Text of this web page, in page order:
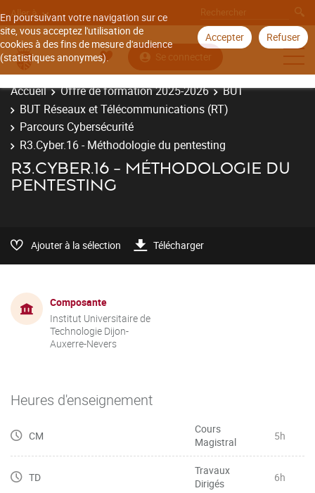
En poursuivant votre navigation sur ce
site, vous acceptez l'utilisation de
cookies à des fins de mesure d'audience
(statistiques anonymes).
Accepter Refuser
Aller à
Se connecter
Accueil Offre de formation 2025-2026
BUT
BUT Réseaux et Télécommunications (RT)
Parcours Cybersécurité
R3.Cyber.16 - Méthodologie du pentesting
R3.CYBER.16 - MÉTHODOLOGIE DU
PENTESTING
Ajouter à la sélection Télécharger
Composante
Institut Universitaire de
Technologie Dijon-
Auxerre-Nevers
Heures d'enseignement
CM
Cours
Magistral
5h
TD
Travaux
Dirigés
6h